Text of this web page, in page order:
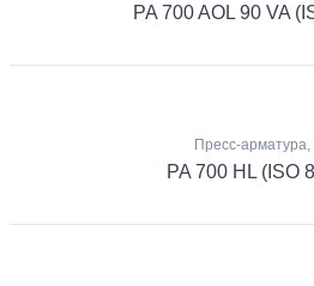
PA 700 AOL 90 VA
Пресс-арматура,
PA 700 HL (ISO